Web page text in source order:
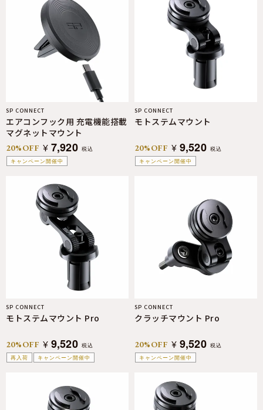
キャンペーン開催中
SP CONNECT
エアコンフック用 充電機能搭載
マグネットマウント
20%OFF ¥ 7,920 税込
キャンペーン開催中
SP CONNECT
モトステムマウント
20%OFF ¥ 9,520 税込
再入荷 キャンペーン開催中
SP CONNECT
モトステムマウント Pro
20%OFF ¥ 9,520 税込
キャンペーン開催中
SP CONNECT
クラッチマウント Pro
20%OFF ¥ 9,520 税込